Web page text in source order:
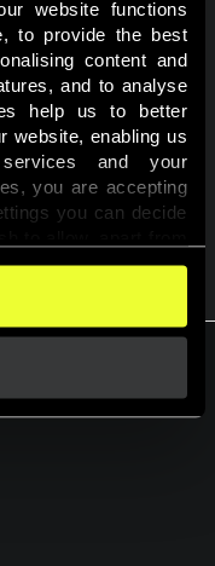
website functions
to provide the best
content and
and to analyse
help us to better
website, enabling us
and your
you are accepting
you can decide
website to function.
the cookies used on
a felhasználói
kell adnod,